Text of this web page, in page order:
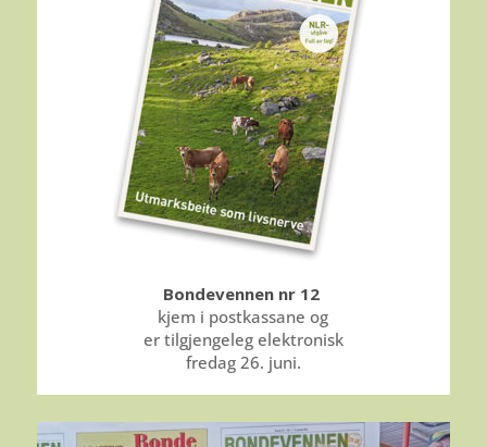
Bondevennen nr 12
kjem i postkassane og
er tilgjengeleg elektronisk
fredag 26. juni.